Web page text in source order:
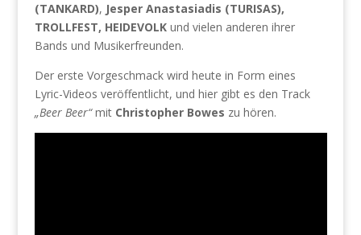
(TANKARD), Jesper Anastasiadis (TURISAS),
TROLLFEST, HEIDEVOLKund vielen anderen ihrer
Bands und Musikerfreunden.
Der erste Vorgeschmack wird heute in Form eines
Lyric-Videos veröffentlicht, und hier gibt es den Track
„Beer Beer“mit Christopher Bowes zu hören.